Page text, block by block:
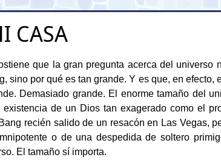
CASA
que la gran pregunta acerca del universo
sino por qué es tan grande. Y es que, en efecto,
Demasiado grande. El enorme tamaño del
de un Dios tan exagerado como el
recién salido de un resacón en Las Vegas,
o de una despedida de soltero
El tamaño sí importa.